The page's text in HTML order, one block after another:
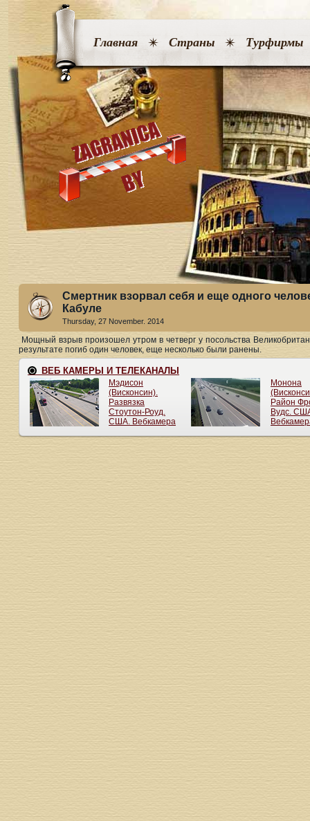
Главная Страны Турфирмы
Смертник взорвал себя и еще одного
Кабуле
Thursday, 27 November. 2014
Мощный взрыв произошел утром в четверг у посольства
результате погиб один человек, еще несколько были ранены.